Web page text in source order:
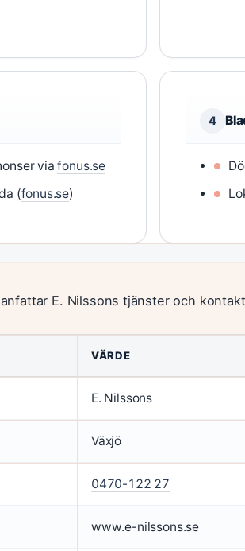
viafonus.se
(fonus.se)
4
E. Nilssons tjänster och
VÄRDE
E. Nilssons
Växjö
0470-122 27
www.e-nilssons.se